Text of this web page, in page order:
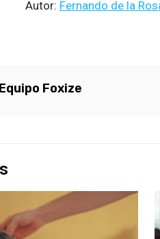
Autor: Fernando de la
Equipo Foxize